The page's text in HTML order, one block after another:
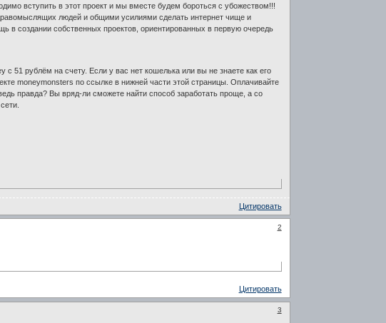
вступить в этот проект и мы вместе будем бороться с убожеством!!!
людей и общими усилиями сделать интернет чище и
в создании собственных проектов, ориентированных в первую очередь
51 рублём на счету. Если у вас нет кошелька или вы не знаете как его
moneymonsters по ссылке в нижней части этой страницы. Оплачивайте
правда? Вы вряд-ли сможете найти способ заработать проще, а со
Цитировать
2
Цитировать
3